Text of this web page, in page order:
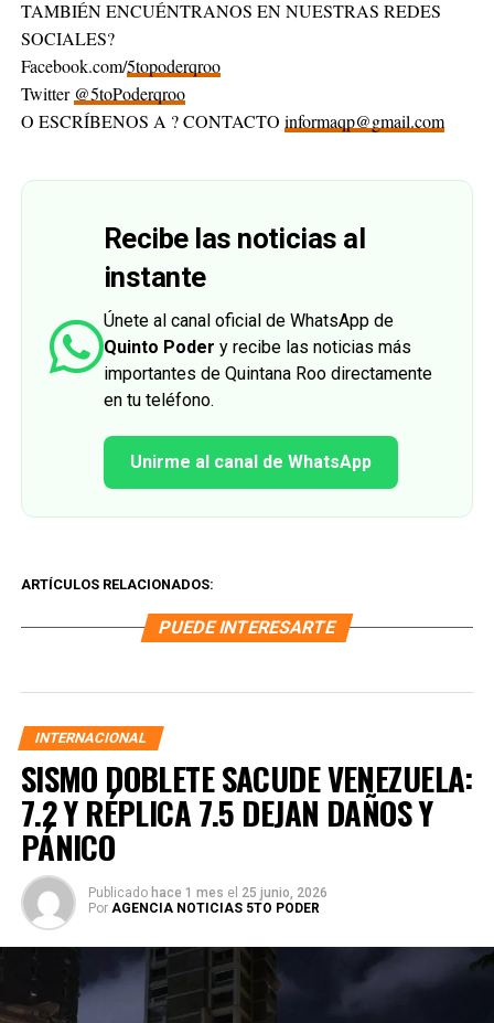
TAMBIÉN ENCUÉNTRANOS EN NUESTRAS REDES
SOCIALES?
Facebook.com/5topoderqroo
Twitter @5toPoderqroo
O ESCRÍBENOS A ? CONTACTO informaqp@gmail.com
Recibe las noticias al
instante
Únete al canal oficial de WhatsApp de
Quinto Poder y recibe las noticias más
importantes de Quintana Roo directamente
en tu teléfono.
Unirme al canal de WhatsApp
ARTÍCULOS RELACIONADOS:
PUEDE INTERESARTE
INTERNACIONAL
SISMO DOBLETE SACUDE VENEZUELA:
7.2 Y RÉPLICA 7.5 DEJAN DAÑOS Y
PÁNICO
Publicado hace 1 mes el 25 junio, 2026
Por AGENCIA NOTICIAS 5TO PODER